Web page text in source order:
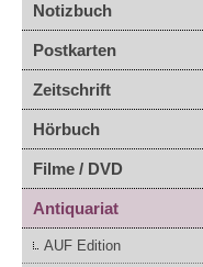
Notizbuch
Postkarten
Zeitschrift
Hörbuch
Filme / DVD
Antiquariat
AUF Edition